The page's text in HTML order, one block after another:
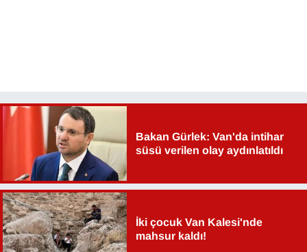
Bakan Gürlek: Van'da intihar
süsü verilen olay aydınlatıldı
İki çocuk Van Kalesi'nde
mahsur kaldı!